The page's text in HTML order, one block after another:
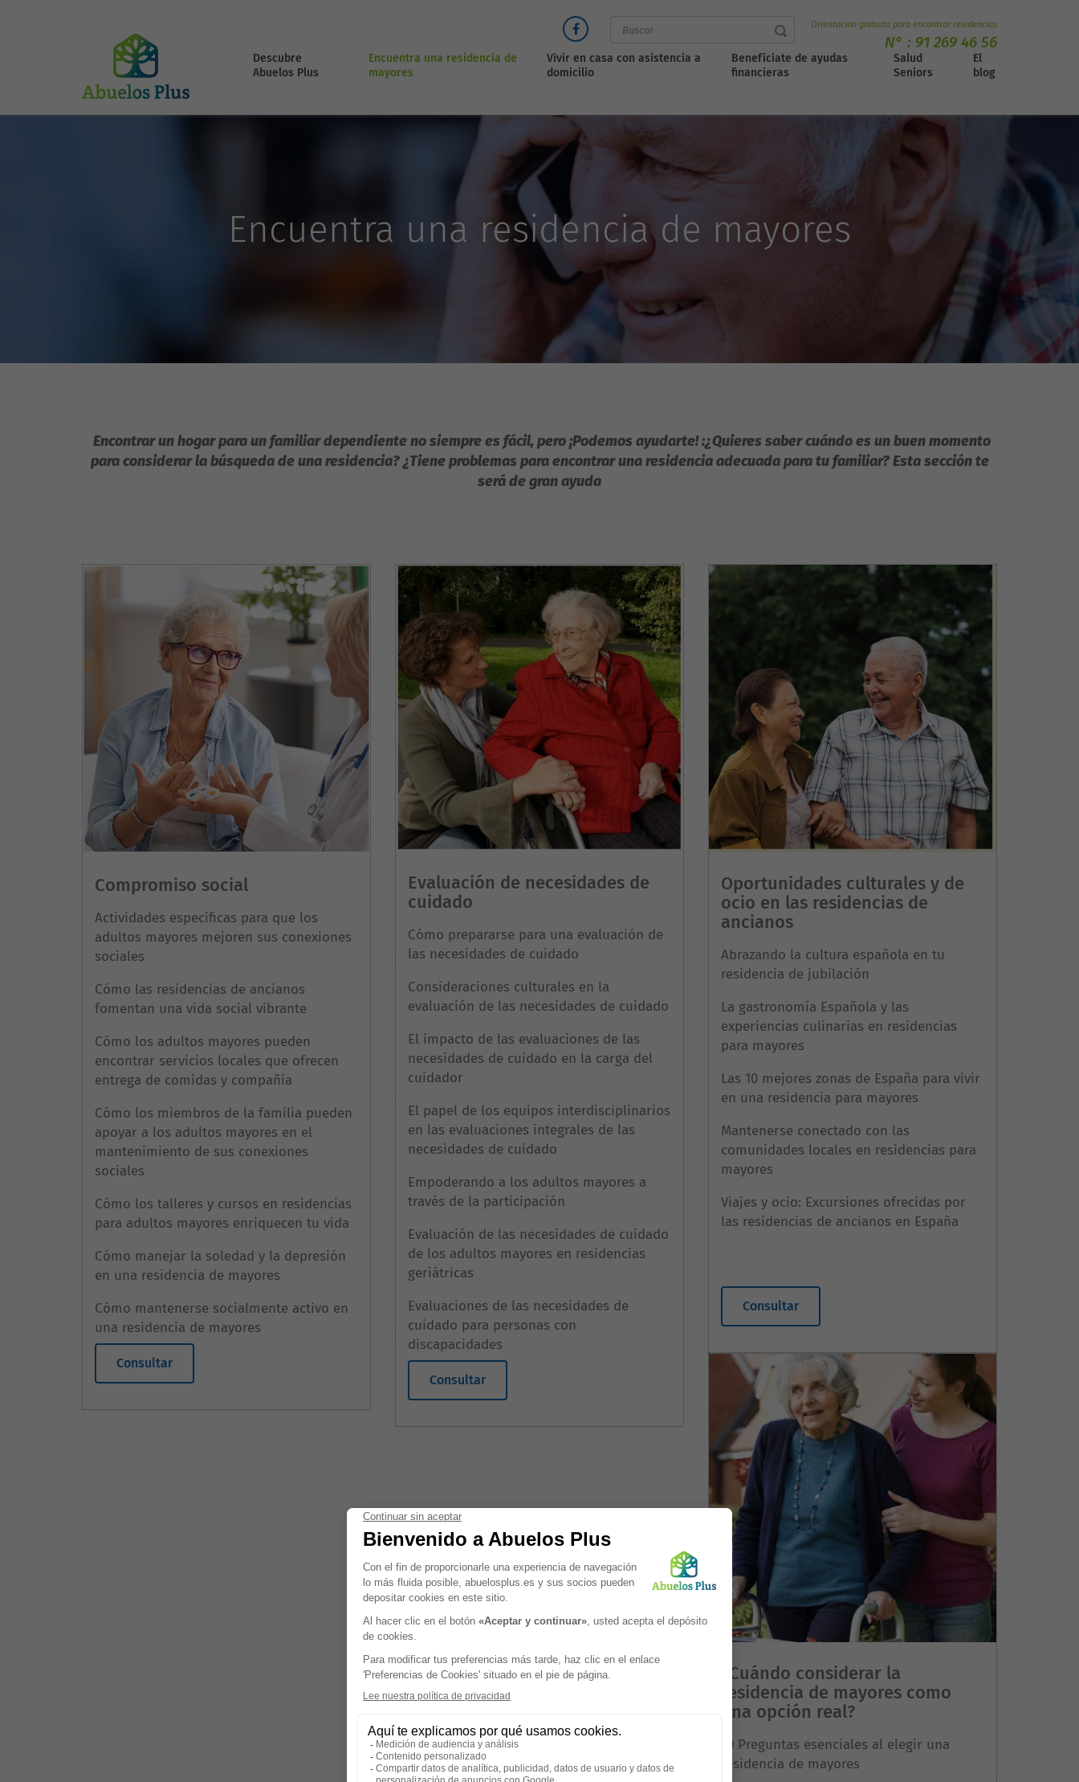
Orientacion gratuita para encontrar residencias
N° : 91 269 46 56
Descubre
Abuelos Plus
Encuentra una residencia de
mayores
Vivir en casa con asistencia a
domicilio
Benefíciate de ayudas
financieras
Salud
Seniors
El
blog
Encuentra una residencia de mayores
Encontrar un hogar para un familiar dependiente no siempre es fácil, pero ¡Podemos ayudarte! :¿Quieres saber cuándo es un buen momento
para considerar la búsqueda de una residencia? ¿Tiene problemas para encontrar una residencia adecuada para tu familiar? Esta sección te
será de gran ayuda
Compromiso social
Actividades específicas para que los
adultos mayores mejoren sus conexiones
sociales
Cómo las residencias de ancianos
fomentan una vida social vibrante
Cómo los adultos mayores pueden
encontrar servicios locales que ofrecen
entrega de comidas y compañía
Cómo los miembros de la familia pueden
apoyar a los adultos mayores en el
mantenimiento de sus conexiones
sociales
Cómo los talleres y cursos en residencias
para adultos mayores enriquecen tu vida
Cómo manejar la soledad y la depresión
en una residencia de mayores
Cómo mantenerse socialmente activo en
una residencia de mayores
Consultar
Evaluación de necesidades de
cuidado
Cómo prepararse para una evaluación de
las necesidades de cuidado
Consideraciones culturales en la
evaluación de las necesidades de cuidado
El impacto de las evaluaciones de las
necesidades de cuidado en la carga del
cuidador
El papel de los equipos interdisciplinarios
en las evaluaciones integrales de las
necesidades de cuidado
Empoderando a los adultos mayores a
través de la participación
Evaluación de las necesidades de cuidado
de los adultos mayores en residencias
geriátricas
Evaluaciones de las necesidades de
cuidado para personas con
discapacidades
Consultar
Oportunidades culturales y de
ocio en las residencias de
ancianos
Abrazando la cultura española en tu
residencia de jubilación
La gastronomía Española y las
experiencias culinarias en residencias
para mayores
Las 10 mejores zonas de España para vivir
en una residencia para mayores
Mantenerse conectado con las
comunidades locales en residencias para
mayores
Viajes y ocio: Excursiones ofrecidas por
las residencias de ancianos en España
Consultar
¿Cuándo considerar la
residencia de mayores como
una opción real?
10 Preguntas esenciales al elegir una
residencia de mayores